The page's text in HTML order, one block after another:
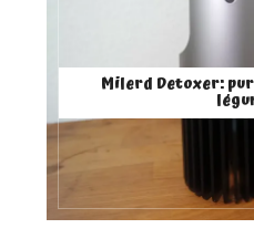
Milerd Detoxer: